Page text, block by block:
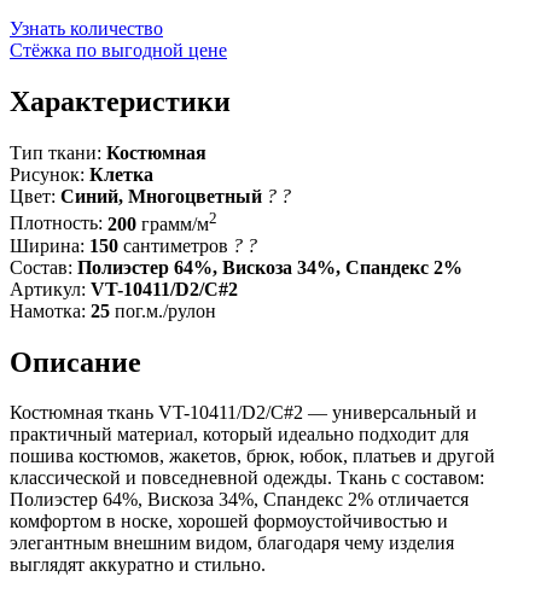
Узнать количество
Стёжка по выгодной цене
Характеристики
Тип ткани: Костюмная
Рисунок: Клетка
Цвет: Синий, Многоцветный ? ?
Плотность: 200 грамм/м2
Ширина: 150 сантиметров ? ?
Состав: Полиэстер 64%, Вискоза 34%, Спандекс 2%
Артикул: VT-10411/D2/C#2
Намотка: 25 пог.м./рулон
Описание
Костюмная ткань VT-10411/D2/C#2 — универсальный и
практичный материал, который идеально подходит для
пошива костюмов, жакетов, брюк, юбок, платьев и другой
классической и повседневной одежды. Ткань с составом:
Полиэстер 64%, Вискоза 34%, Спандекс 2% отличается
комфортом в носке, хорошей формоустойчивостью и
элегантным внешним видом, благодаря чему изделия
выглядят аккуратно и стильно.